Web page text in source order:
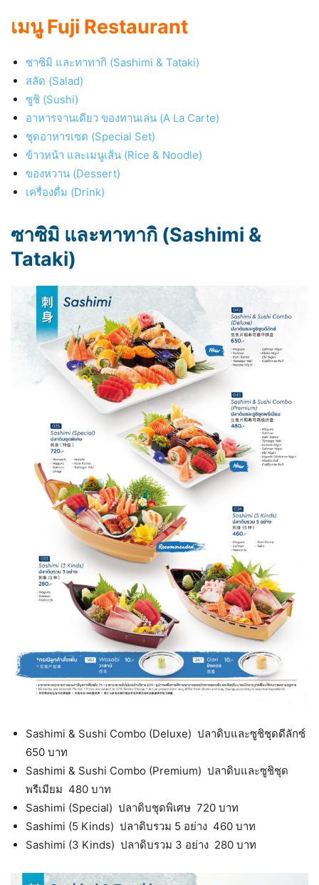
เมนู Fuji Restaurant
ซาซิมิ และทาทากิ (Sashimi & Tataki)
สลัด (Salad)
ซูชิ (Sushi)
อาหารจานเดียว ของทานเล่น (A La Carte)
ชุดอาหารเซต (Special Set)
ข้าวหน้า และเมนูเส้น (Rice & Noodle)
ของหวาน (Dessert)
เครื่องดื่ม (Drink)
ซาซิมิ และทาทากิ (Sashimi &
Tataki)
Sashimi & Sushi Combo (Deluxe) ปลาดิบและซูชิชุดดีลักซ์
650 บาท
Sashimi & Sushi Combo (Premium) ปลาดิบและซูชิชุด
พรีเมียม 480 บาท
Sashimi (Special) ปลาดิบชุดพิเศษ 720 บาท
Sashimi (5 Kinds) ปลาดิบรวม 5 อย่าง 460 บาท
Sashimi (3 Kinds) ปลาดิบรวม 3 อย่าง 280 บาท